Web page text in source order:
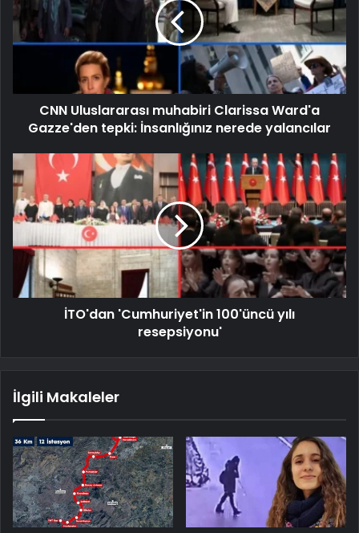
CNN Uluslararası muhabiri Clarissa Ward'a
Gazze'den tepki: İnsanlığınız nerede yalancılar
İTO'dan 'Cumhuriyet'in 100'üncü yılı
resepsiyonu'
İlgili Makaleler